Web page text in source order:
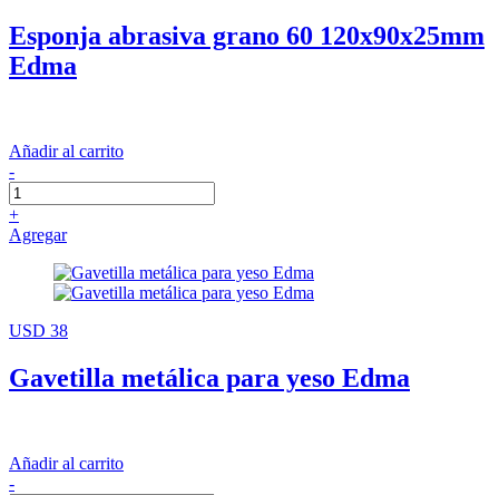
Esponja abrasiva grano 60 120x90x25mm
Edma
Añadir al carrito
-
+
Agregar
USD 38
Gavetilla metálica para yeso Edma
Añadir al carrito
-